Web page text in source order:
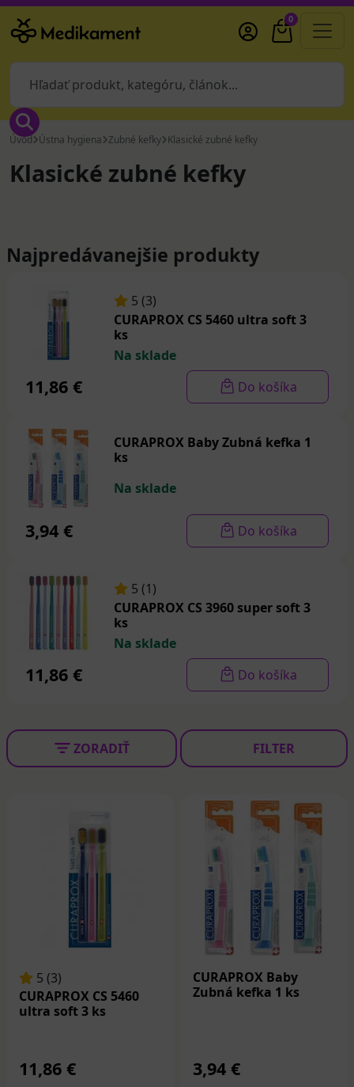
0
Úvod Ústna hygiena Zubné kefky Klasické zubné kefky
Klasické zubné kefky
Najpredávanejšie produkty
5 (3)
CURAPROX CS 5460 ultra soft 3
ks
Na sklade
11,86 € Do košíka
CURAPROX Baby Zubná kefka 1
ks
Na sklade
3,94 € Do košíka
5 (1)
CURAPROX CS 3960 super soft 3
ks
Na sklade
11,86 € Do košíka
ZORADIŤ FILTER
5 (3)
CURAPROX CS 5460
ultra soft 3 ks
11,86 €
CURAPROX Baby
Zubná kefka 1 ks
3,94 €